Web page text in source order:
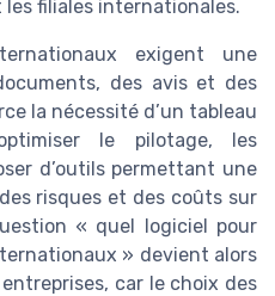
filiales internationales.
exigent une
des avis et des
la nécessité d’un tableau
le pilotage, les
d’outils permettant une
risques et des coûts sur
« quel logiciel pour
» devient alors
car le choix des